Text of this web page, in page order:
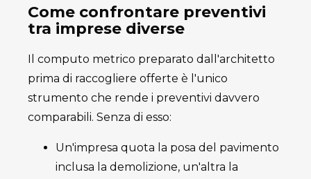
Come confrontare preventivi
tra imprese diverse
Il computo metrico preparato dall'architetto
prima di raccogliere offerte è l'unico
strumento che rende i preventivi davvero
comparabili. Senza di esso:
Un'impresa quota la posa del pavimento
inclusa la demolizione, un'altra la